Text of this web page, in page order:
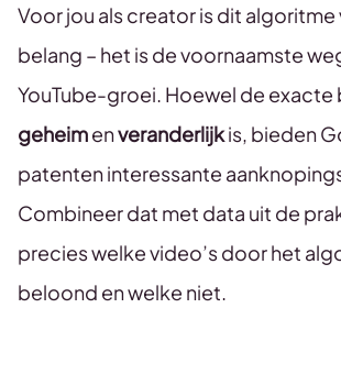
Voor jou als creator is dit
belang – het is de voornaamste
YouTube-groei. Hoewel de
geheimenveranderlijkis, bieden
patenten interessante
Combineer dat met data uit de
precies welke video’s door het
beloond en welke niet.